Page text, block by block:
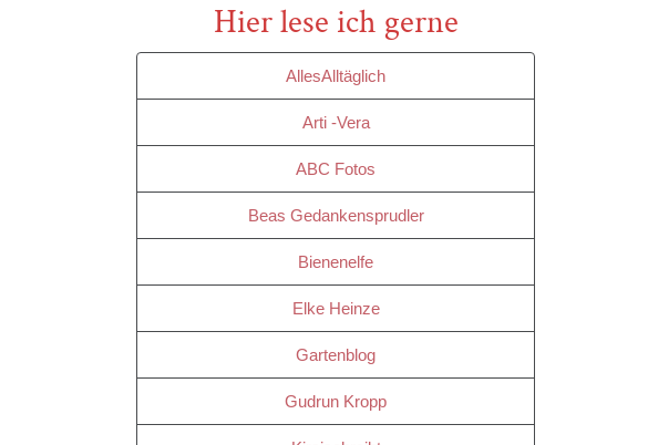
Hier lese ich gerne
AllesAlltäglich
Arti -Vera
ABC Fotos
Beas Gedankensprudler
Bienenelfe
Elke Heinze
Gartenblog
Gudrun Kropp